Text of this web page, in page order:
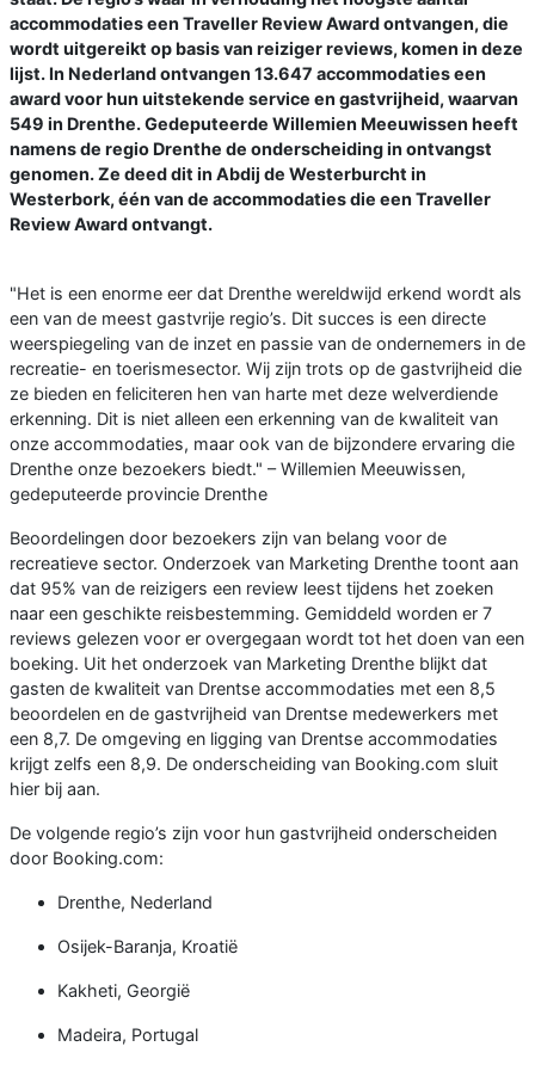
accommodaties een Traveller Review Award ontvangen, die
wordt uitgereikt op basis van reiziger reviews, komen in deze
lijst. In Nederland ontvangen 13.647 accommodaties een
award voor hun uitstekende service en gastvrijheid, waarvan
549 in Drenthe. Gedeputeerde Willemien Meeuwissen heeft
namens de regio Drenthe de onderscheiding in ontvangst
genomen. Ze deed dit in Abdij de Westerburcht in
Westerbork, één van de accommodaties die een Traveller
Review Award ontvangt.
"Het is een enorme eer dat Drenthe wereldwijd erkend wordt als
een van de meest gastvrije regio’s. Dit succes is een directe
weerspiegeling van de inzet en passie van de ondernemers in de
recreatie- en toerismesector. Wij zijn trots op de gastvrijheid die
ze bieden en feliciteren hen van harte met deze welverdiende
erkenning. Dit is niet alleen een erkenning van de kwaliteit van
onze accommodaties, maar ook van de bijzondere ervaring die
Drenthe onze bezoekers biedt." – Willemien Meeuwissen,
gedeputeerde provincie Drenthe
Beoordelingen door bezoekers zijn van belang voor de
recreatieve sector. Onderzoek van Marketing Drenthe toont aan
dat 95% van de reizigers een review leest tijdens het zoeken
naar een geschikte reisbestemming. Gemiddeld worden er 7
reviews gelezen voor er overgegaan wordt tot het doen van een
boeking. Uit het onderzoek van Marketing Drenthe blijkt dat
gasten de kwaliteit van Drentse accommodaties met een 8,5
beoordelen en de gastvrijheid van Drentse medewerkers met
een 8,7. De omgeving en ligging van Drentse accommodaties
krijgt zelfs een 8,9. De onderscheiding van Booking.com sluit
hier bij aan.
De volgende regio’s zijn voor hun gastvrijheid onderscheiden
door Booking.com:
Drenthe, Nederland
Osijek-Baranja, Kroatië
Kakheti, Georgië
Madeira, Portugal